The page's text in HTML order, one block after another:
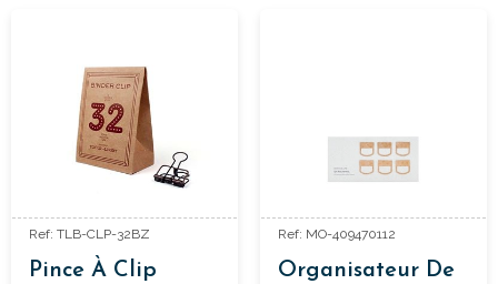
Ref: TLB-CLP-32BZ
Pince À Clip
Ref: MO-409470112
Organisateur De